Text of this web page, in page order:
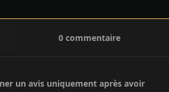
0 commentaire
un avis uniquement après avoir